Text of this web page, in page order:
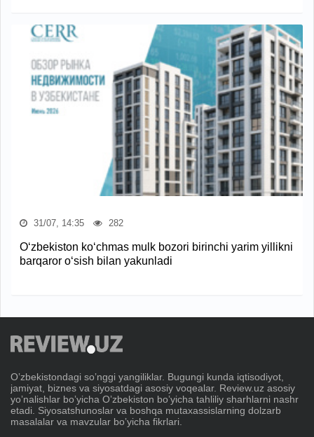
31/07, 14:35 282
O‘zbekiston ko‘chmas mulk bozori birinchi yarim yillikni
barqaror o‘sish bilan yakunladi
Oʼzbekistondagi soʼnggi yangiliklar. Bugungi kunda iqtisodiyot,
jamiyat, biznes va siyosatdagi asosiy voqealar. Review.uz asosiy
yoʼnalishlar boʼyicha Oʼzbekiston boʼyicha tahliliy sharhlarni nashr
etadi. Siyosatshunoslar va boshqa mutaxassislarning dolzarb
masalalar va mavzular boʼyicha fikrlari.